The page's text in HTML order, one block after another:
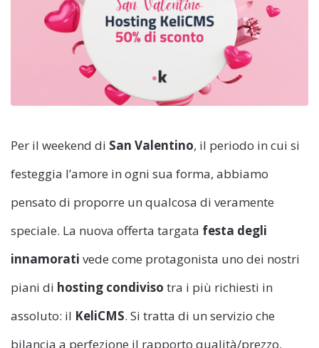
Per il weekend di San Valentino, il periodo in cui si
festeggia l’amore in ogni sua forma, abbiamo
pensato di proporre un qualcosa di veramente
speciale. La nuova offerta targata festa degli
innamorati vede come protagonista uno dei nostri
piani di hosting condiviso tra i più richiesti in
assoluto: il KeliCMS. Si tratta di un servizio che
bilancia a perfezione il rapporto qualità/prezzo,